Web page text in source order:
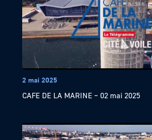
2 mai 2025
CAFE DE LA MARINE – 02 mai 2025